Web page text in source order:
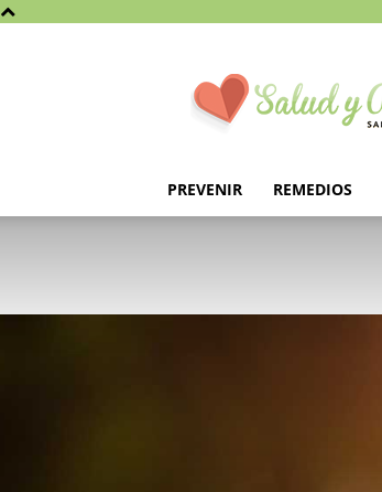
PREVENIR REMEDIOS